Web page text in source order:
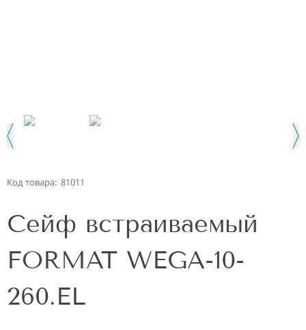
Код товара: 81011
Сейф встраиваемый
FORMAT WEGA-10-
260.EL